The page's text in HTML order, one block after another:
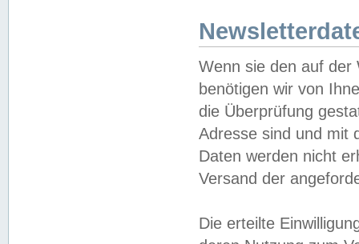
Wenn sie den auf der
benötigen wir von
die Überprüfung
Adresse sind und mit
Daten werden nicht
Versand der
Die erteilte